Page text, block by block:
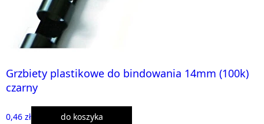
Grzbiety plastikowe do bindowania 14mm (100k)
czarny
0,46 zł do koszyka